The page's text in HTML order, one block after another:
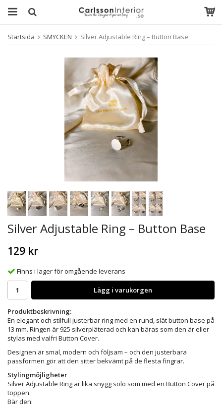
Startsida SMYCKEN Silver Adjustable Ring – Button Base
Silver Adjustable Ring – Button Base
129 kr
Finns i lager för omgående leverans
Lägg i varukorgen
Produktbeskrivning:
En elegant och stilfull justerbar ring med en rund, slät button base på
13 mm. Ringen är 925 silverpläterad och kan bäras som den är eller
stylas med valfri Button Cover.
Designen är smal, modern och följsam – och den justerbara
passformen gör att den sitter bekvämt på de flesta fingrar.
Stylingmöjligheter
Silver Adjustable Ring är lika snygg solo som med en Button Cover på
toppen.
Bär den: